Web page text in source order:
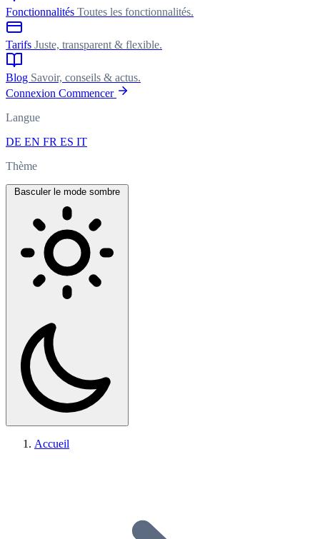
Fonctionnalités Toutes les fonctionnalités.
Tarifs Juste, transparent & flexible.
Blog Savoir, conseils & actus.
Connexion Commencer
Langue
DE EN FR ES IT
Thème
Basculer le mode sombre
Accueil